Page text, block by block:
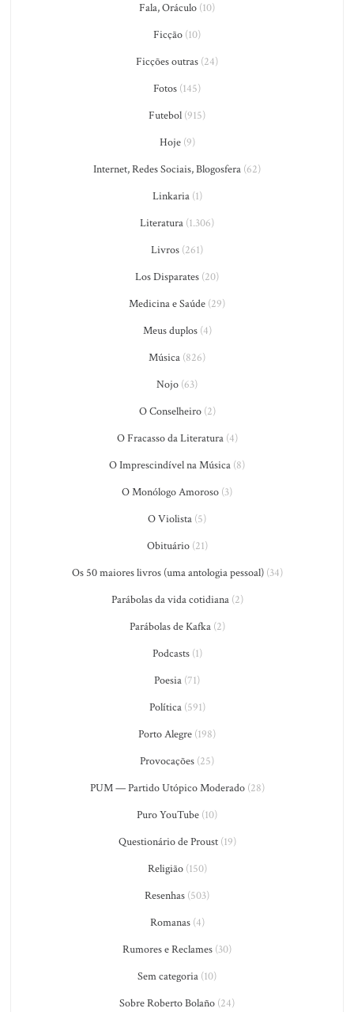
Fala, Oráculo (10)
Ficção (10)
Ficções outras (24)
Fotos (145)
Futebol (915)
Hoje(9)
Internet, Redes Sociais, Blogosfera (62)
Linkaria(1)
Literatura (1.306)
Livros (261)
Los Disparates (20)
Medicina e Saúde (29)
Meus duplos(4)
Música (826)
Nojo (63)
O Conselheiro(2)
O Fracasso da Literatura(4)
O Imprescindível na Música (8)
O Monólogo Amoroso (3)
O Violista (5)
Obituário(21)
Os 50 maiores livros (uma antologia pessoal)(34)
Parábolas da vida cotidiana(2)
Parábolas de Kafka(2)
Podcasts(1)
Poesia (71)
Política(591)
Porto Alegre (198)
Provocações (25)
PUM — Partido Utópico Moderado(28)
Puro YouTube (10)
Questionário de Proust(19)
Religião(150)
Resenhas (503)
Romanas(4)
Rumores e Reclames (30)
Sem categoria (10)
Sobre Roberto Bolaño (24)